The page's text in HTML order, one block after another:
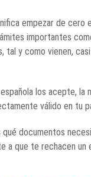
empezar de cero
importantes
tal y como vienen,
los acepte,
válido en tu
documentos
a que te rechacen un